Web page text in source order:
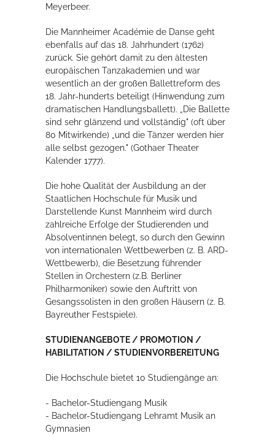
Meyerbeer.
Die Mannheimer Académie de Danse geht
ebenfalls auf das 18. Jahrhundert (1762)
zurück. Sie gehört damit zu den ältesten
europäischen Tanzakademien und war
wesentlich an der großen Ballettreform des
18. Jahr-hunderts beteiligt (Hinwendung zum
dramatischen Handlungsballett). „Die Ballette
sind sehr glänzend und vollständig" (oft über
80 Mitwirkende) „und die Tänzer werden hier
alle selbst gezogen." (Gothaer Theater
Kalender 1777).
Die hohe Qualität der Ausbildung an der
Staatlichen Hochschule für Musik und
Darstellende Kunst Mannheim wird durch
zahlreiche Erfolge der Studierenden und
Absolventinnen belegt, so durch den Gewinn
von internationalen Wettbewerben (z. B. ARD-
Wettbewerb), die Besetzung führender
Stellen in Orchestern (z.B. Berliner
Philharmoniker) sowie den Auftritt von
Gesangssolisten in den großen Häusern (z. B.
Bayreuther Festspiele).
STUDIENANGEBOTE / PROMOTION /
HABILITATION / STUDIENVORBEREITUNG
Die Hochschule bietet 10 Studiengänge an:
- Bachelor-Studiengang Musik
- Bachelor-Studiengang Lehramt Musik an
Gymnasien